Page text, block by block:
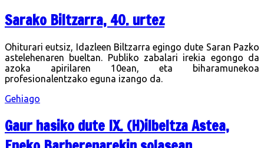
Sarako Biltzarra, 40. urtez
Ohiturari eutsiz, Idazleen Biltzarra egingo dute Saran Pazko
astelehenaren bueltan. Publiko zabalari irekia egongo da
azoka apirilaren 10ean, eta biharamunekoa
profesionalentzako eguna izango da.
Gehiago
Gaur hasiko dute IX. (H)ilbeltza Astea,